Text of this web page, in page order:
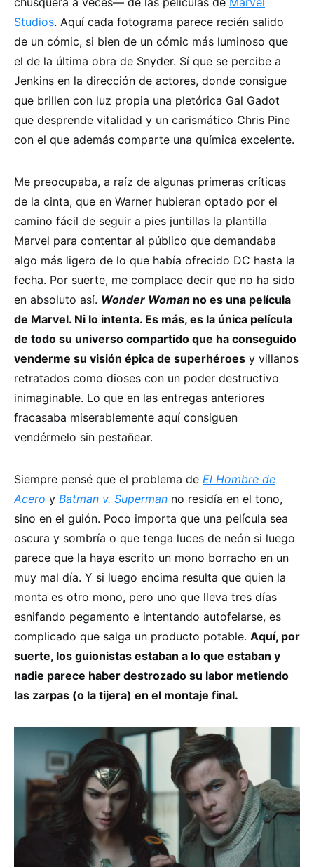
Studios. Aquí cada fotograma parece recién salido
de un cómic, si bien de un cómic más luminoso que
el de la última obra de Snyder. Sí que se percibe a
Jenkins en la dirección de actores, donde consigue
que brillen con luz propia una pletórica Gal Gadot
que desprende vitalidad y un carismático Chris Pine
con el que además comparte una química excelente.
Me preocupaba, a raíz de algunas primeras críticas
de la cinta, que en Warner hubieran optado por el
camino fácil de seguir a pies juntillas la plantilla
Marvel para contentar al público que demandaba
algo más ligero de lo que había ofrecido DC hasta la
fecha. Por suerte, me complace decir que no ha sido
en absoluto así. Wonder Woman no es una película
de Marvel. Ni lo intenta. Es más, es la única película
de todo su universo compartido que ha conseguido
venderme su visión épica de superhéroes y villanos
retratados como dioses con un poder destructivo
inimaginable. Lo que en las entregas anteriores
fracasaba miserablemente aquí consiguen
vendérmelo sin pestañear.
Siempre pensé que el problema de El Hombre de
Acero y Batman v. Superman no residía en el tono,
sino en el guión. Poco importa que una película sea
oscura y sombría o que tenga luces de neón si luego
parece que la haya escrito un mono borracho en un
muy mal día. Y si luego encima resulta que quien la
monta es otro mono, pero uno que lleva tres días
esnifando pegamento e intentando autofelarse, es
complicado que salga un producto potable. Aquí, por
suerte, los guionistas estaban a lo que estaban y
nadie parece haber destrozado su labor metiendo
las zarpas (o la tijera) en el montaje final.